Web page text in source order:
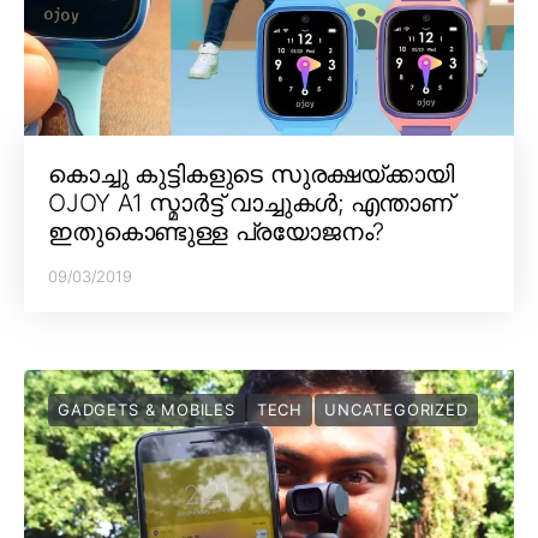
കൊച്ചു കുട്ടികളുടെ സുരക്ഷയ്ക്കായി
OJOY A1 സ്മാർട്ട് വാച്ചുകൾ; എന്താണ്
ഇതുകൊണ്ടുള്ള പ്രയോജനം?
09/03/2019
GADGETS & MOBILES TECH UNCATEGORIZED